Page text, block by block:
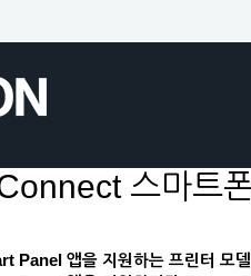
스마트
Panel 앱을 지원하는 프린터 모